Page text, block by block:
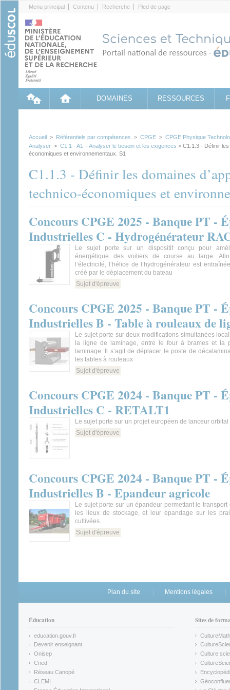
Menu principal Contenu Recherche Pied de page
DOMAINES RESSOURCES
Accueil > Référentiels par compétences > CPGE > CPGE Physique
Analyser > C1.1 - A1 – Analyser le besoin et les exigences > C1.1.3 - Définir
économiques et environnementaux. S1
C1.1.3 - Définir les domaines
technico-économiques et
Concours CPGE 2025 - Banque PT -
Industrielles C - Hydrogénérateur
Le sujet porte sur un dispositif conçu pour
énergétique des voiliers de course au large.
l’électricité, l’hélice de l’hydrogénérateur est
créé par le déplacement du bateau
Sujet d'épreuve
Concours CPGE 2025 - Banque PT -
Industrielles B - Table à rouleaux de
Le sujet porte sur deux modifications simultanées
la ligne de laminage, entre le four à brames et la
laminage. Il s’agit de déplacer le poste de
les tables à rouleaux
Sujet d'épreuve
Concours CPGE 2024 - Banque PT -
Industrielles C - RETALT1
Le sujet porte sur un projet européen de lanceur
Sujet d'épreuve
Concours CPGE 2024 - Banque PT -
Industrielles B - Epandeur agricole
Le sujet porte sur un épandeur permettant le
les lieux de stockage, et leur épandage sur les
cultivées.
Sujet d'épreuve
Plan du site Mentions légales
Éducation
education.gouv.fr
(link is external)
Devenir enseignant
(link is external)
Onisep
(link is external)
Cned
(link is external)
Réseau Canopé
(link is external)
CLEMI
(link is external)
Sites de
CultureMath
(link is
(link is
Culture
(link is
(link is
(link is